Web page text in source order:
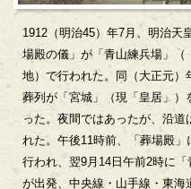
1912（明治45）年7月、明治天
場殿の儀」が「青山練兵場」
地）で行われた。同（大正元
葬列が「宮城」（現「皇居」
った。夜間ではあったが、沿
れた。午後11時前、「葬場殿
行われ、翌9月14日午前2時に「
が出発、中央線・山手線・東